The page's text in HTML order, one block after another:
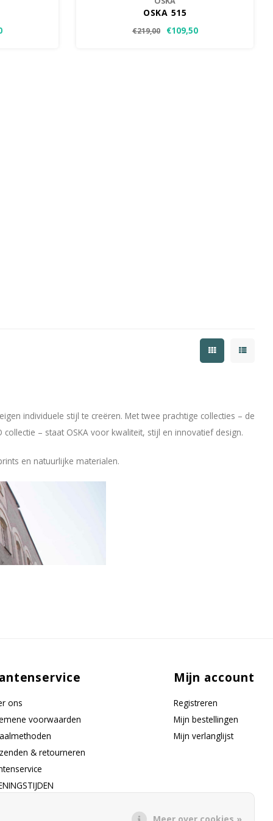
OSKA 515
€219,00 €109,50
individuele stijl te creëren. Met twee prachtige collecties – de
collectie – staat OSKA voor kwaliteit, stijl en innovatief design.
en natuurlijke materialen.
ons
voorwaarden
& retourneren
Mijn account
Registreren
Mijn bestellingen
Mijn verlanglijst
Meer over cookies »